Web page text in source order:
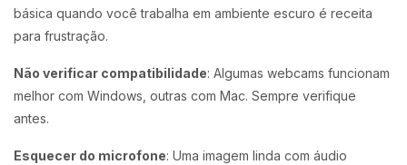
básica quando você trabalha em ambiente escuro é receita
para frustração.
Não verificar compatibilidade: Algumas webcams funcionam
melhor com Windows, outras com Mac. Sempre verifique
antes.
Esquecer do microfone: Uma imagem linda com áudio